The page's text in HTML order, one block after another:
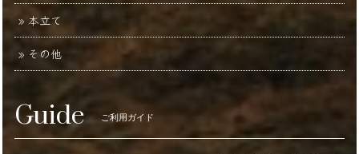
本立て
その他
Guide ご利用ガイド